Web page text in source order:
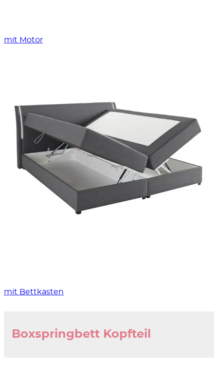
mit Motor
mit Bettkasten
Boxspringbett Kopfteil